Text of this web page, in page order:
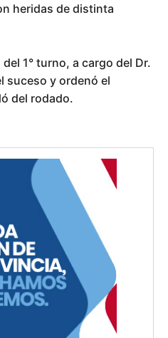
heridas de distinta
1° turno, a cargo del Dr.
suceso y ordenó el
del rodado.